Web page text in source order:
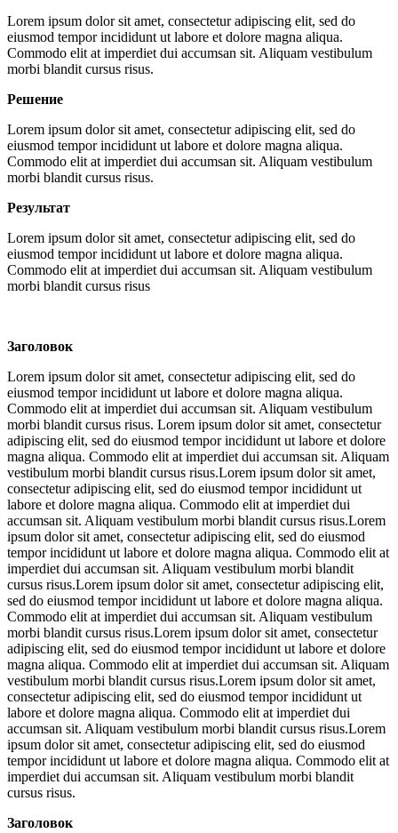
Lorem ipsum dolor sit amet, consectetur adipiscing elit, sed do
eiusmod tempor incididunt ut labore et dolore magna aliqua.
Commodo elit at imperdiet dui accumsan sit. Aliquam vestibulum
morbi blandit cursus risus.
Решение
Lorem ipsum dolor sit amet, consectetur adipiscing elit, sed do
eiusmod tempor incididunt ut labore et dolore magna aliqua.
Commodo elit at imperdiet dui accumsan sit. Aliquam vestibulum
morbi blandit cursus risus.
Результат
Lorem ipsum dolor sit amet, consectetur adipiscing elit, sed do
eiusmod tempor incididunt ut labore et dolore magna aliqua.
Commodo elit at imperdiet dui accumsan sit. Aliquam vestibulum
morbi blandit cursus risus
Заголовок
Lorem ipsum dolor sit amet, consectetur adipiscing elit, sed do
eiusmod tempor incididunt ut labore et dolore magna aliqua.
Commodo elit at imperdiet dui accumsan sit. Aliquam vestibulum
morbi blandit cursus risus. Lorem ipsum dolor sit amet, consectetur
adipiscing elit, sed do eiusmod tempor incididunt ut labore et dolore
magna aliqua. Commodo elit at imperdiet dui accumsan sit. Aliquam
vestibulum morbi blandit cursus risus.Lorem ipsum dolor sit amet,
consectetur adipiscing elit, sed do eiusmod tempor incididunt ut
labore et dolore magna aliqua. Commodo elit at imperdiet dui
accumsan sit. Aliquam vestibulum morbi blandit cursus risus.Lorem
ipsum dolor sit amet, consectetur adipiscing elit, sed do eiusmod
tempor incididunt ut labore et dolore magna aliqua. Commodo elit at
imperdiet dui accumsan sit. Aliquam vestibulum morbi blandit
cursus risus.Lorem ipsum dolor sit amet, consectetur adipiscing elit,
sed do eiusmod tempor incididunt ut labore et dolore magna aliqua.
Commodo elit at imperdiet dui accumsan sit. Aliquam vestibulum
morbi blandit cursus risus.Lorem ipsum dolor sit amet, consectetur
adipiscing elit, sed do eiusmod tempor incididunt ut labore et dolore
magna aliqua. Commodo elit at imperdiet dui accumsan sit. Aliquam
vestibulum morbi blandit cursus risus.Lorem ipsum dolor sit amet,
consectetur adipiscing elit, sed do eiusmod tempor incididunt ut
labore et dolore magna aliqua. Commodo elit at imperdiet dui
accumsan sit. Aliquam vestibulum morbi blandit cursus risus.Lorem
ipsum dolor sit amet, consectetur adipiscing elit, sed do eiusmod
tempor incididunt ut labore et dolore magna aliqua. Commodo elit at
imperdiet dui accumsan sit. Aliquam vestibulum morbi blandit
cursus risus.
Заголовок